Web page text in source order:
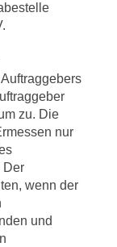
zu. Die
nur
Der
wenn der
und